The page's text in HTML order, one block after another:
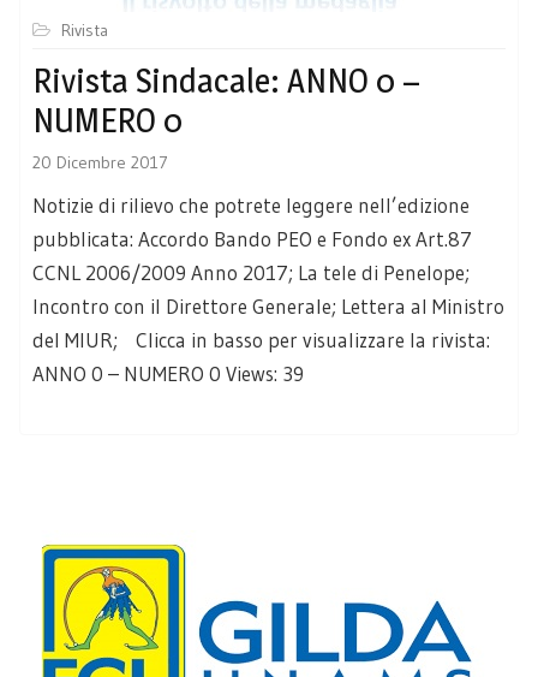
Rivista
Rivista Sindacale: ANNO 0 –
NUMERO 0
20 Dicembre 2017
Notizie di rilievo che potrete leggere nell’edizione
pubblicata: Accordo Bando PEO e Fondo ex Art.87
CCNL 2006/2009 Anno 2017; La tele di Penelope;
Incontro con il Direttore Generale; Lettera al Ministro
del MIUR; Clicca in basso per visualizzare la rivista:
ANNO 0 – NUMERO 0 Views: 39